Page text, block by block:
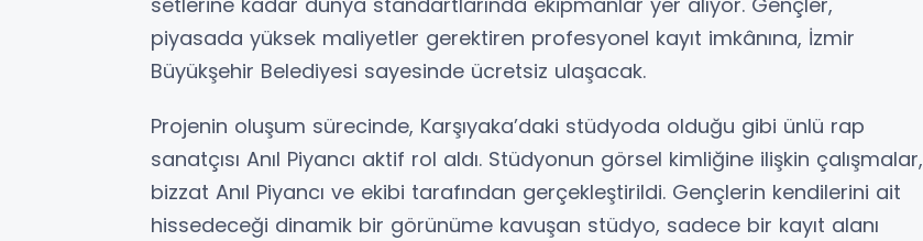
piyasada yüksek maliyetler gerektiren profesyonel kayıt imkânına, İzmir
Büyükşehir Belediyesi sayesinde ücretsiz ulaşacak.
Projenin oluşum sürecinde, Karşıyaka’daki stüdyoda olduğu gibi ünlü rap
sanatçısı Anıl Piyancı aktif rol aldı. Stüdyonun görsel kimliğine ilişkin çalışmalar,
bizzat Anıl Piyancı ve ekibi tarafından gerçekleştirildi. Gençlerin kendilerini ait
hissedeceği dinamik bir görünüme kavuşan stüdyo, sadece bir kayıt alanı